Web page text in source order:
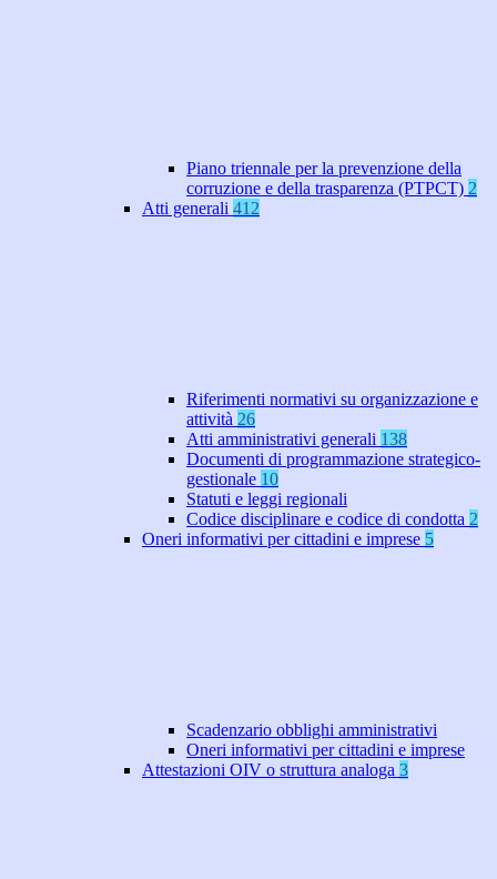
Piano triennale per la prevenzione della
corruzione e della trasparenza (PTPCT) 2
Atti generali 412
Riferimenti normativi su organizzazione e
attività 26
Atti amministrativi generali 138
Documenti di programmazione strategico-
gestionale 10
Statuti e leggi regionali
Codice disciplinare e codice di condotta 2
Oneri informativi per cittadini e imprese 5
Scadenzario obblighi amministrativi
Oneri informativi per cittadini e imprese
Attestazioni OIV o struttura analoga 3